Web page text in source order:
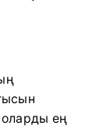
ең